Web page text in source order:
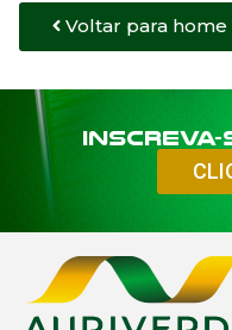
Voltar para home
Inscreva-